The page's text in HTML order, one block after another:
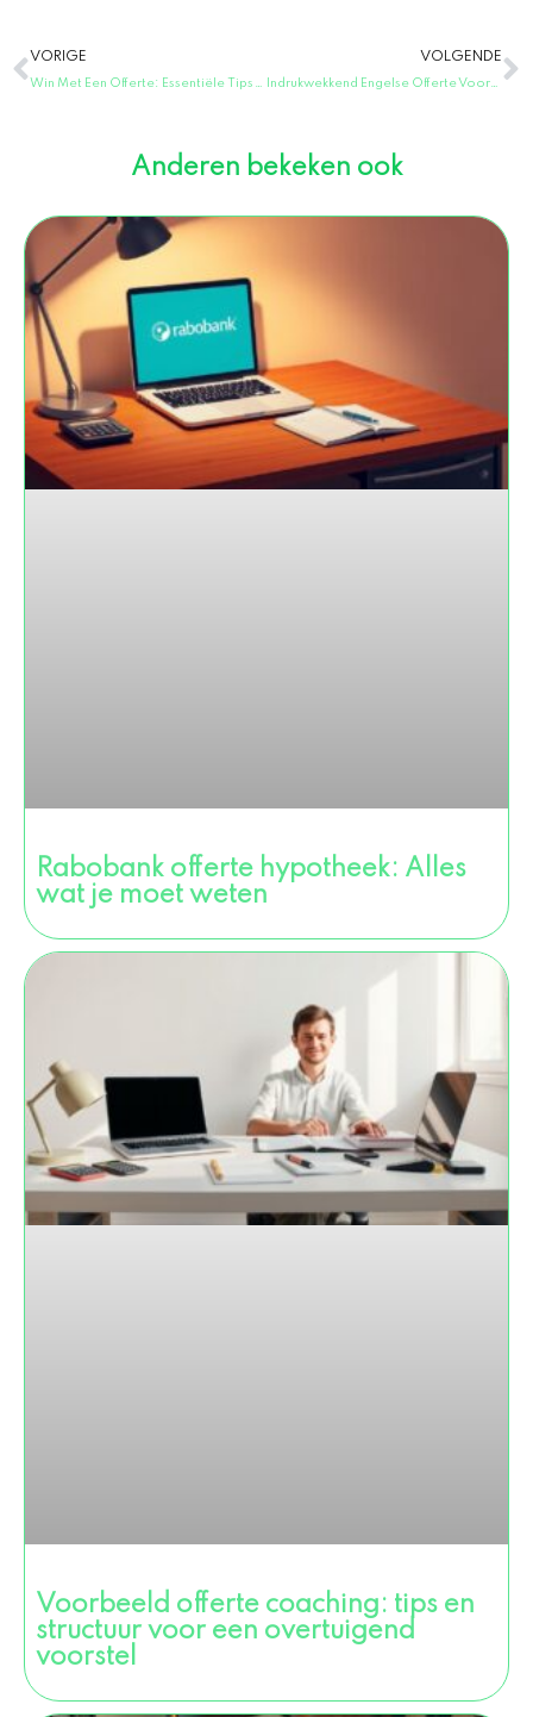
Vorige
VORIGE VOLGENDE
Indrukwekkend Engelse Offerte Voorbeeld: Tips voor een Perfecte Presentatie!
Anderen bekeken ook
Rabobank offerte hypotheek: Alles
wat je moet weten
Voorbeeld offerte coaching: tips en
structuur voor een overtuigend
voorstel